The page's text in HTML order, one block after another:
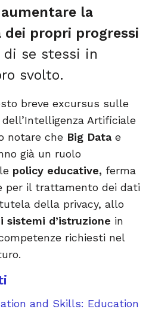
aumentare la
dei propri progressi
di se stessi in
svolto.
breve excursus sulle
Artificiale
notare che Big Datae
già un ruolo
policy educative, ferma
per il trattamento dei dati
della privacy, allo
sistemi d’istruzione in
richiesti nel
and Skills: Education